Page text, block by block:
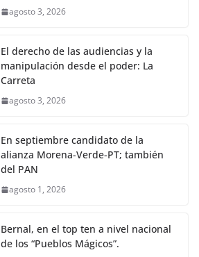
agosto 3, 2026
El derecho de las audiencias y la
manipulación desde el poder: La
Carreta
agosto 3, 2026
En septiembre candidato de la
alianza Morena-Verde-PT; también
del PAN
agosto 1, 2026
Bernal, en el top ten a nivel nacional
de los “Pueblos Mágicos”.